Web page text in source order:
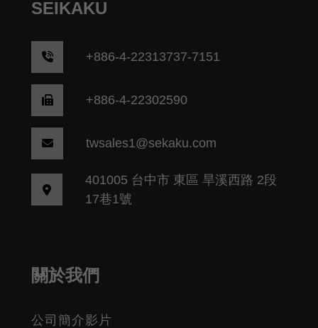
SEIKAKU
+886-4-22313737-7151
+886-4-22302590
twsales1@sekaku.com
401005 台中市 東區 旱溪西路 2段
17巷1號
關於我們
公司簡介影片